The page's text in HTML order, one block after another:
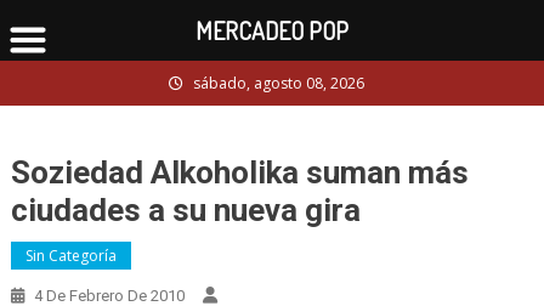
to
sábado, agosto 08, 2026
Soziedad Alkoholika suman más
ciudades a su nueva gira
Sin Categoría
4 De Febrero De 2010
MERCADEO POP